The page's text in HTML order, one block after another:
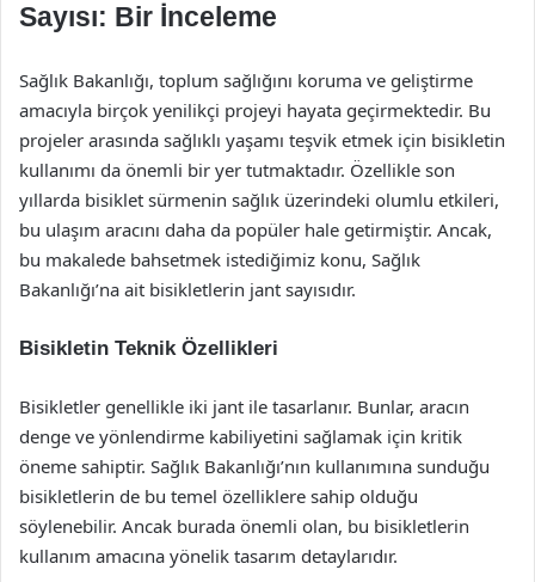
Sayısı: Bir İnceleme
Sağlık Bakanlığı, toplum sağlığını koruma ve geliştirme
amacıyla birçok yenilikçi projeyi hayata geçirmektedir. Bu
projeler arasında sağlıklı yaşamı teşvik etmek için bisikletin
kullanımı da önemli bir yer tutmaktadır. Özellikle son
yıllarda bisiklet sürmenin sağlık üzerindeki olumlu etkileri,
bu ulaşım aracını daha da popüler hale getirmiştir. Ancak,
bu makalede bahsetmek istediğimiz konu, Sağlık
Bakanlığı’na ait bisikletlerin jant sayısıdır.
Bisikletin Teknik Özellikleri
Bisikletler genellikle iki jant ile tasarlanır. Bunlar, aracın
denge ve yönlendirme kabiliyetini sağlamak için kritik
öneme sahiptir. Sağlık Bakanlığı’nın kullanımına sunduğu
bisikletlerin de bu temel özelliklere sahip olduğu
söylenebilir. Ancak burada önemli olan, bu bisikletlerin
kullanım amacına yönelik tasarım detaylarıdır.